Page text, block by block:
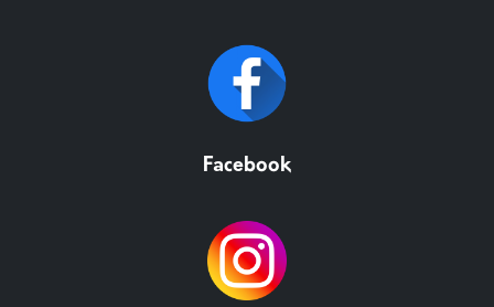
Facebook